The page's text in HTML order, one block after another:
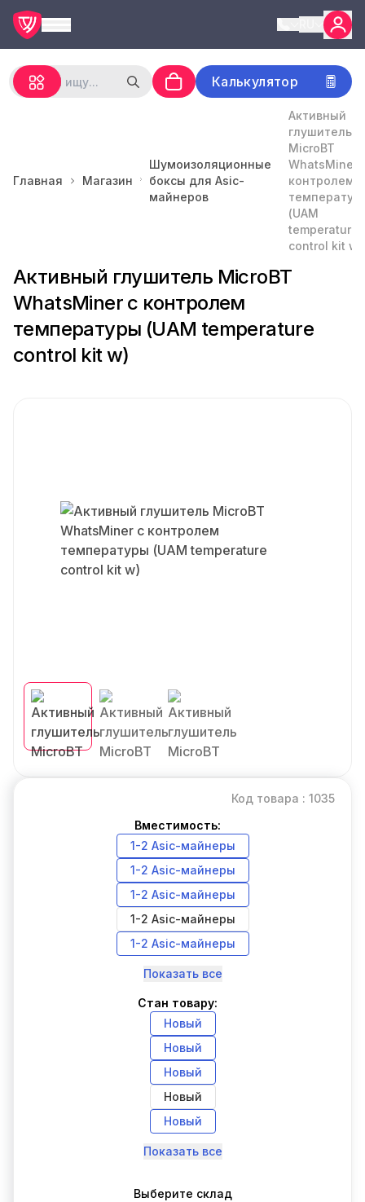
Калькулятор
Главная Магазин
Шумоизоляционные
боксы для Asic-
майнеров
Активный
глушитель
MicroBT
WhatsMiner
контролем
(UAM
temperature
control kit w)
Активный глушитель MicroBT
WhatsMiner с контролем
температуры (UAM temperature
control kit w)
Код товара : 1035
Вместимость:
1-2 Asic-майнеры
1-2 Asic-майнеры
1-2 Asic-майнеры
1-2 Asic-майнеры
1-2 Asic-майнеры
Показать все
Стан товару:
Новый
Новый
Новый
Новый
Новый
Показать все
Выберите склад